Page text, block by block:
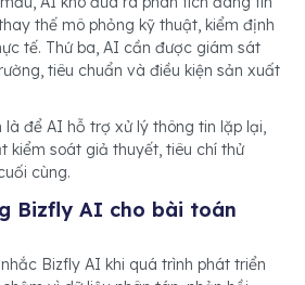
thế mô phỏng kỹ thuật, kiểm định
tế. Thứ ba, AI cần được giám sát
tiêu chuẩn và điều kiện sản xuất
để AI hỗ trợ xử lý thông tin lặp lại,
kiểm soát giả thuyết, tiêu chí thử
cùng.
Bizfly AI cho bài toán
Bizfly AI khi quá trình phát triển